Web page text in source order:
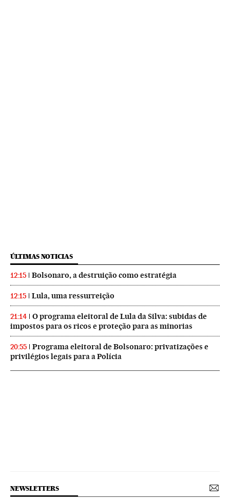
ÚLTIMAS NOTICIAS
12:15 Bolsonaro, a destruição como estratégia
12:15 Lula, uma ressurreição
21:14
O programa eleitoral de Lula da Silva: subidas de
impostos para os ricos e proteção para as minorias
20:55
Programa eleitoral de Bolsonaro: privatizações e
privilégios legais para a Polícia
NEWSLETTERS